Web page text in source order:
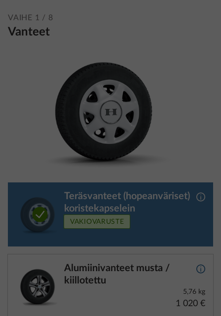
VAIHE 1 / 8
Vanteet
Teräsvanteet (hopeanväriset)
koristekapselein
VAKIOVARUSTE
Alumiinivanteet musta /
kiillotettu
5,76 kg
1 020 €